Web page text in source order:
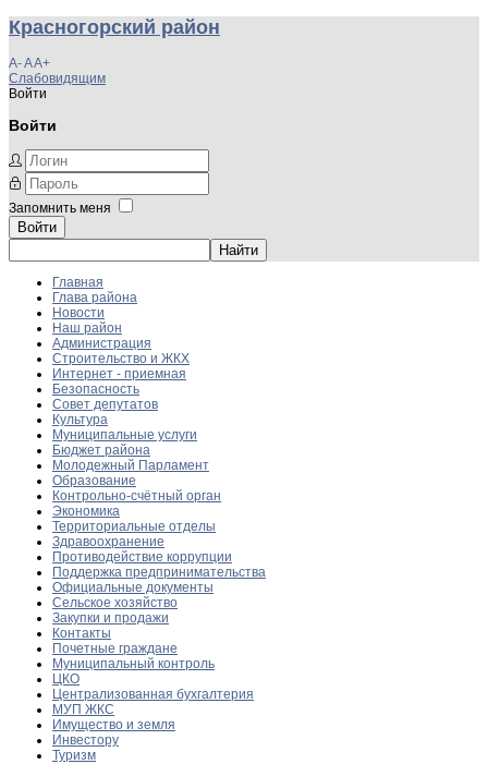
Красногорский район
A-AA+
Слабовидящим
Войти
Войти
Запомнить меня
Войти
Главная
Глава района
Новости
Наш район
Администрация
Строительство и ЖКХ
Интернет - приемная
Безопасность
Совет депутатов
Культура
Муниципальные услуги
Бюджет района
Молодежный Парламент
Образование
Контрольно-счётный орган
Экономика
Территориальные отделы
Здравоохранение
Противодействие коррупции
Поддержка предпринимательства
Официальные документы
Сельское хозяйство
Закупки и продажи
Контакты
Почетные граждане
Муниципальный контроль
ЦКО
Централизованная бухгалтерия
МУП ЖКС
Имущество и земля
Инвестору
Туризм